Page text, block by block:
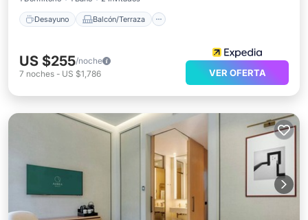
Desayuno Balcón/Terraza
US $255/noche
7 noches - US $1,786 VER OFERTA